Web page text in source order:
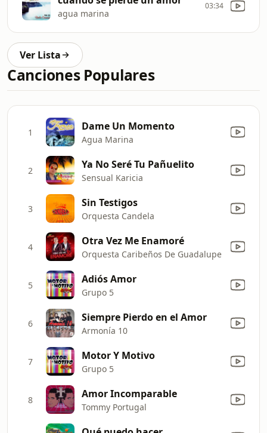
agua marina
03:34
Ver Lista
Canciones Populares
1 Dame Un Momento
Agua Marina
2 Ya No Seré Tu Pañuelito
Sensual Karicia
3 Sin Testigos
Orquesta Candela
4 Otra Vez Me Enamoré
Orquesta Caribeños De Guadalupe
5 Adiós Amor
Grupo 5
6 Siempre Pierdo en el Amor
Armonía 10
7 Motor Y Motivo
Grupo 5
8 Amor Incomparable
Tommy Portugal